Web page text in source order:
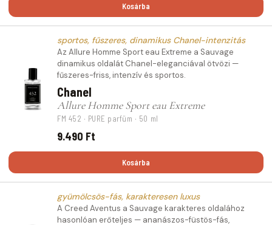
Kosárba
sportos, fűszeres, dinamikus Chanel-intenzitás
Az Allure Homme Sport eau Extreme a Sauvage
dinamikus oldalát Chanel-eleganciával ötvözi —
fűszeres-friss, intenzív és sportos.
Chanel
Allure Homme Sport eau Extreme
FM 452 · PURE parfüm · 50 ml
9.490 Ft
Kosárba
gyümölcsös-fás, karakteresen luxus
A Creed Aventus a Sauvage karakteres oldalához
hasonlóan erőteljes — ananászos-füstös-fás,